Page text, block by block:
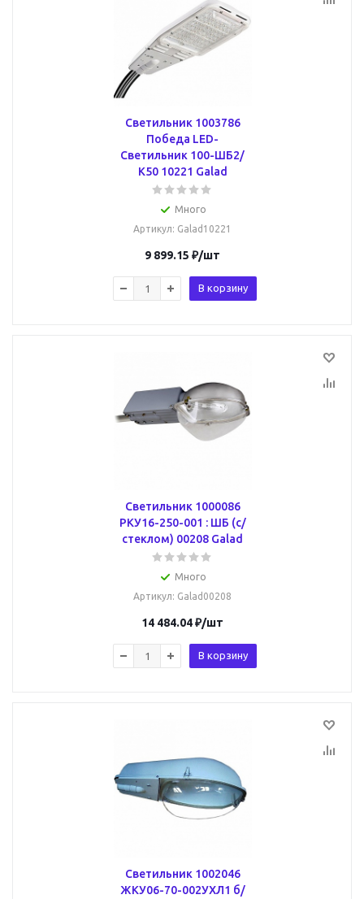
Светильник 1003786
Победа LED-
Светильник 100-ШБ2/
К50 10221 Galad
Много
Артикул: Galad10221
9 899.15 ₽/шт
В корзину
Светильник 1000086
РКУ16-250-001 : ШБ (с/
стеклом) 00208 Galad
Много
Артикул: Galad00208
14 484.04₽/шт
В корзину
Светильник 1002046
ЖКУ06-70-002УХЛ1 б/